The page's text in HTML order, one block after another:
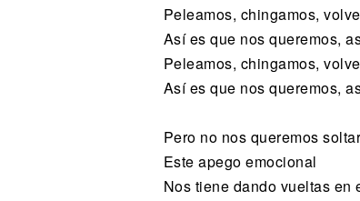
Peleamos, chingamos,
Así es que nos queremos,
Peleamos, chingamos,
Así es que nos queremos,
Pero no nos queremos soltar
Este apego emocional
Nos tiene dando vueltas en